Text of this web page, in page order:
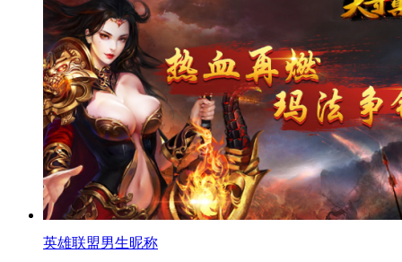
​英雄联盟男生昵称